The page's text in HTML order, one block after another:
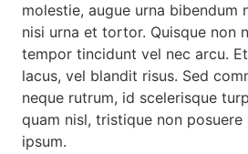
molestie, augue urna bibendum
nisi urna et tortor. Quisque non
tempor tincidunt vel nec arcu.
lacus, vel blandit risus. Sed
neque rutrum, id scelerisque
quam nisl, tristique non
ipsum.